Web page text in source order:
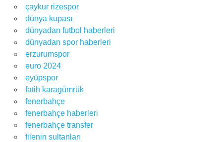
çaykur rizespor
dünya kupası
dünyadan futbol haberleri
dünyadan spor haberleri
erzurumspor
euro 2024
eyüpspor
fatih karagümrük
fenerbahçe
fenerbahçe haberleri
fenerbahçe transfer
filenin sultanları